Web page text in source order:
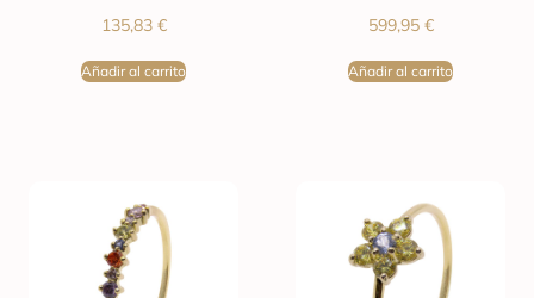
135,83 €
Añadir al carrito
599,95 €
Añadir al carrito